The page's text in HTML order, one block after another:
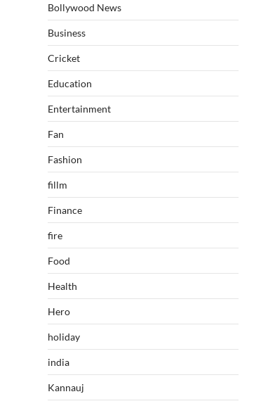
Bollywood News
Business
Cricket
Education
Entertainment
Fan
Fashion
fillm
Finance
fire
Food
Health
Hero
holiday
india
Kannauj